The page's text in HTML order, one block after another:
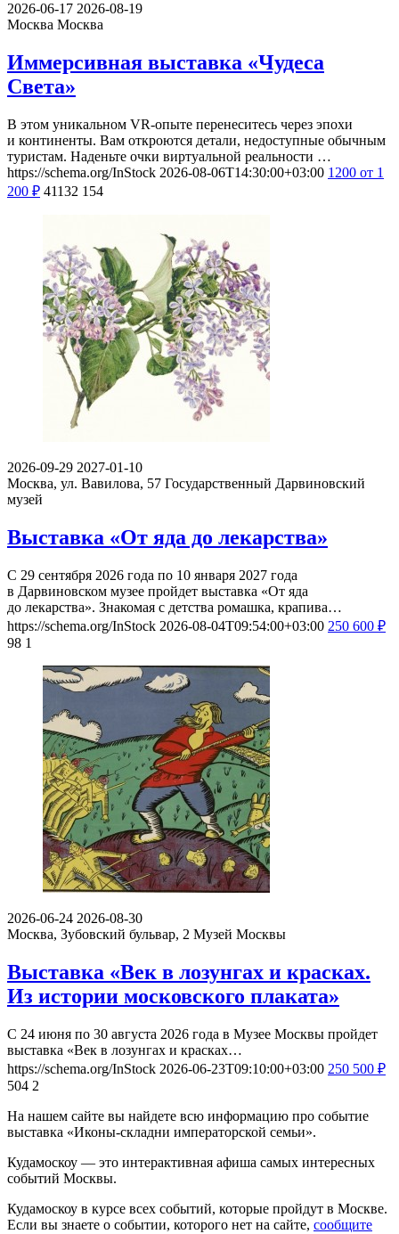
2026-06-17 2026-08-19
Москва Москва
Иммерсивная выставка «Чудеса
Света»
В этом уникальном VR-опыте перенеситесь через эпохи
и континенты. Вам откроются детали, недоступные обычным
туристам. Наденьте очки виртуальной реальности …
https://schema.org/InStock 2026-08-06T14:30:00+03:00 1200 от 1
200 ₽ 41132 154
2026-09-29 2027-01-10
Москва, ул. Вавилова, 57 Государственный Дарвиновский
музей
Выставка «От яда до лекарства»
С 29 сентября 2026 года по 10 января 2027 года
в Дарвиновском музее пройдет выставка «От яда
до лекарства». Знакомая с детства ромашка, крапива…
https://schema.org/InStock 2026-08-04T09:54:00+03:00 250 600 ₽
98 1
2026-06-24 2026-08-30
Москва, Зубовский бульвар, 2 Музей Москвы
Выставка «Век в лозунгах и красках.
Из истории московского плаката»
С 24 июня по 30 августа 2026 года в Музее Москвы пройдет
выставка «Век в лозунгах и красках…
https://schema.org/InStock 2026-06-23T09:10:00+03:00 250 500 ₽
504 2
На нашем сайте вы найдете всю информацию про событие
выставка «Иконы-складни императорской семьи».
Кудамоскоу — это интерактивная афиша самых интересных
событий Москвы.
Кудамоскоу в курсе всех событий, которые пройдут в Москве.
Если вы знаете о событии, которого нет на сайте, сообщите